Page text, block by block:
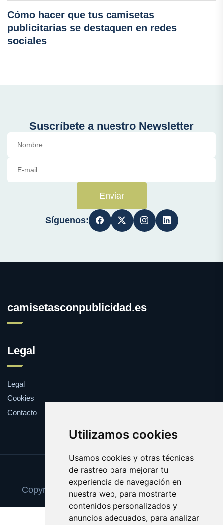
Utilizamos cookies
Usamos cookies y otras técnicas
de rastreo para mejorar tu
experiencia de navegación en
nuestra web, para mostrarte
contenidos personalizados y
anuncios adecuados, para analizar
Cómo hacer que tus camisetas
publicitarias se destaquen en redes
sociales
Suscríbete a nuestro Newsletter
Enviar
Síguenos:
camisetasconpublicidad.es
Legal
Legal
Cookies
Contacto
Update cookies preferences
Copyright © 2025 camisetasconpublicidad.es